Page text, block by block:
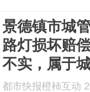
景德镇市城
路灯损坏赔
不实，属于
每杆市场参
都市快报橙柿互动